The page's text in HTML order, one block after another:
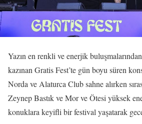
Yazın en renkli ve enerjik
kazınan Gratis Fest’te gün boyu süren
Norda ve Alaturca Club sahne alırken
Zeynep Bastık ve Mor ve Ötesi yüksek
konuklara keyifli bir festival yaşatarak